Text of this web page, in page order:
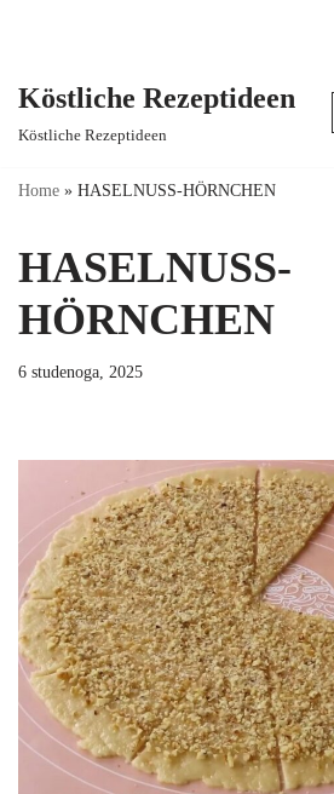
content
Köstliche Rezeptideen
Köstliche Rezeptideen
Home » HASELNUSS-HÖRNCHEN
HASELNUSS-
HÖRNCHEN
6 studenoga, 2025